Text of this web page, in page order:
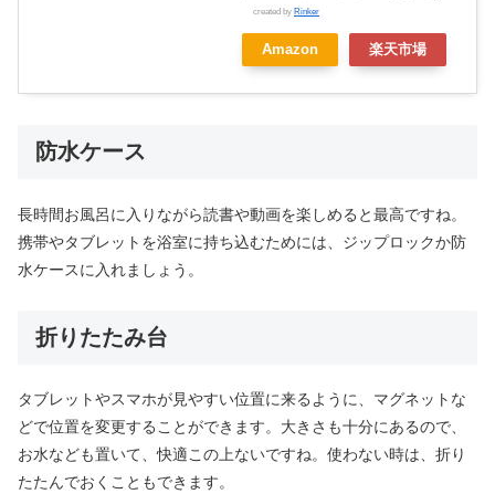
created by Rinker
Amazon 楽天市場
防水ケース
長時間お風呂に入りながら読書や動画を楽しめると最高ですね。
携帯やタブレットを浴室に持ち込むためには、ジップロックか防
水ケースに入れましょう。
折りたたみ台
タブレットやスマホが見やすい位置に来るように、マグネットな
どで位置を変更することができます。大きさも十分にあるので、
お水なども置いて、快適この上ないですね。使わない時は、折り
たたんでおくこともできます。